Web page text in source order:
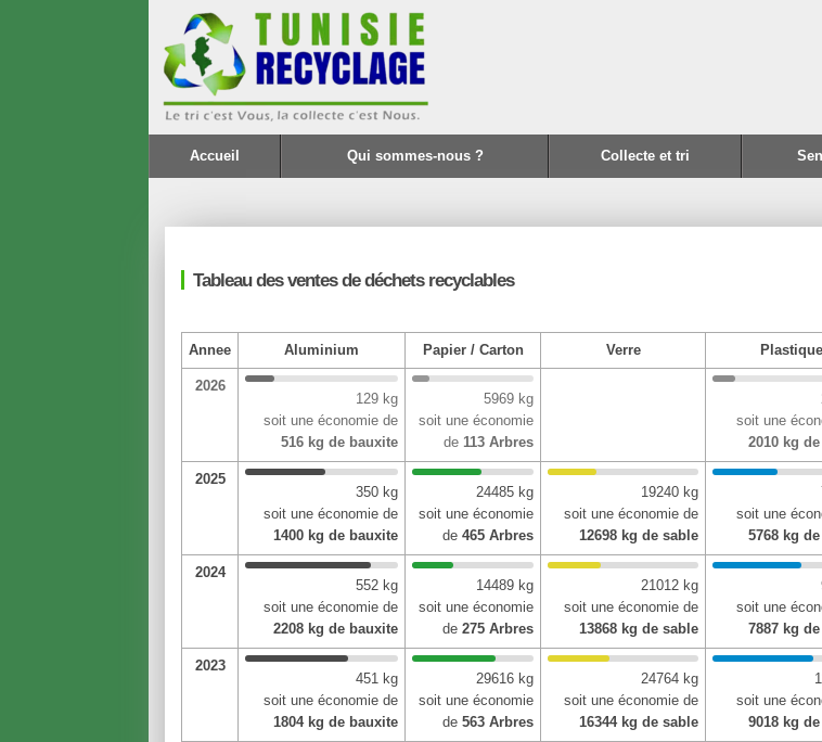
Accueil Qui sommes-nous ? Collecte et tri
Tableau des ventes de déchets recyclables
Annee Aluminium Papier / Carton Verre Plastique
2026
129 kg
soit une économie de
516 kg de bauxite
5969 kg
soit une économie
de113 Arbres
soit une
2010 kg
2025
350 kg
soit une économie de
1400 kg de bauxite
24485 kg
soit une économie
de465 Arbres
19240 kg
soit une économie de
12698 kg de sable
soit une
5768 kg
2024
552 kg
soit une économie de
2208 kg de bauxite
14489 kg
soit une économie
de275 Arbres
21012 kg
soit une économie de
13868 kg de sable
soit une
7887 kg
2023
451 kg
soit une économie de
1804 kg de bauxite
29616 kg
soit une économie
de563 Arbres
24764 kg
soit une économie de
16344 kg de sable
soit une
9018 kg